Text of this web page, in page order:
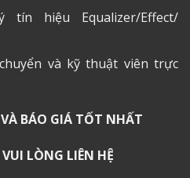
hiệu Equalizer/Effect/
và kỹ thuật viên trực
BÁO GIÁ TỐT NHẤT
LÒNG LIÊN HỆ